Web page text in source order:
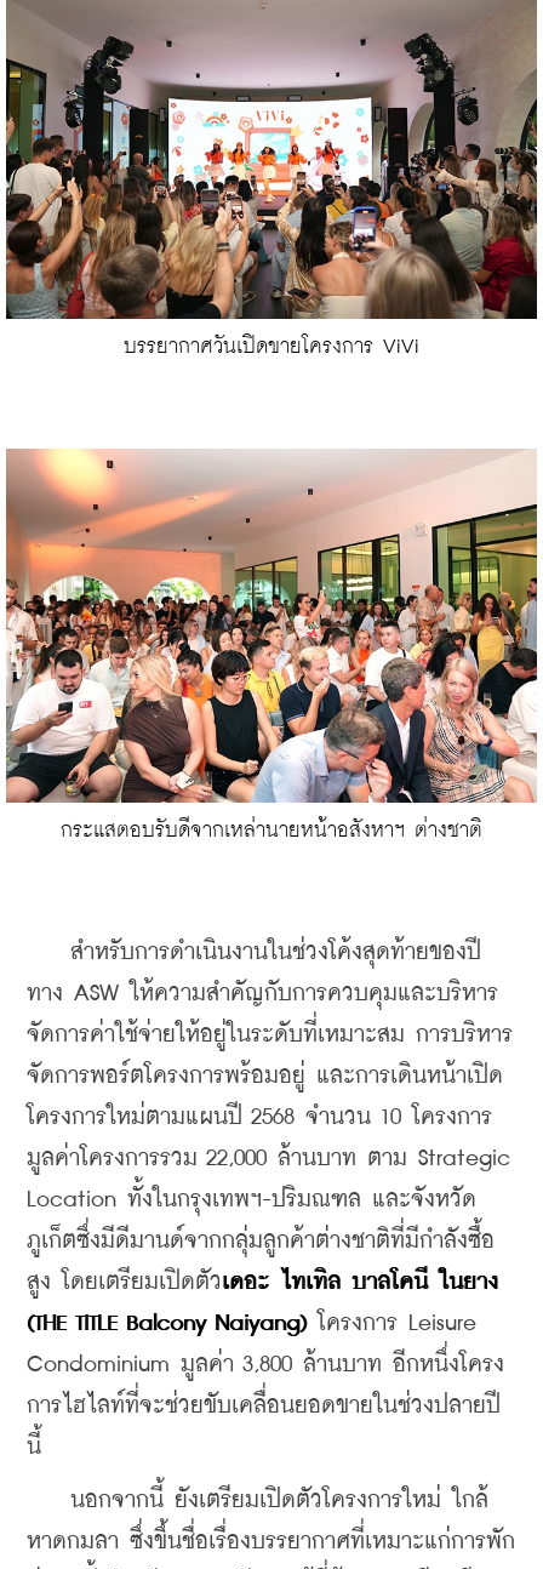
บรรยากาศวันเปิดขายโครงการ ViVi
กระแสตอบรับดีจากเหล่านายหน้าอสังหาฯ ต่างชาติ
สำหรับการดำเนินงานในช่วงโค้งสุดท้ายของปี
ทาง ASW ให้ความสำคัญกับการควบคุมและบริหาร
จัดการค่าใช้จ่ายให้อยู่ในระดับที่เหมาะสม การบริหาร
จัดการพอร์ตโครงการพร้อมอยู่ และการเดินหน้าเปิด
โครงการใหม่ตามแผนปี 2568 จำนวน 10 โครงการ
มูลค่าโครงการรวม 22,000 ล้านบาท ตาม Strategic
Location ทั้งในกรุงเทพฯ-ปริมณฑล และจังหวัด
ภูเก็ตซึ่งมีดีมานด์จากกลุ่มลูกค้าต่างชาติที่มีกำลังซื้อ
สูง โดยเตรียมเปิดตัวเดอะ ไทเทิล บาลโคนี
ในยาง
(THE TITLE Balcony Naiyang) โครงการ Leisure
Condominium มูลค่า 3,800 ล้านบาท อีกหนึ่งโครง
การไฮไลท์ที่จะช่วยขับเคลื่อนยอดขายในช่วงปลายปี
นี้
นอกจากนี้ ยังเตรียมเปิดตัวโครงการใหม่
ใกล้
หาดกมลา ซึ่งขึ้นชื่อเรื่องบรรยากาศที่เหมาะแก่การพัก